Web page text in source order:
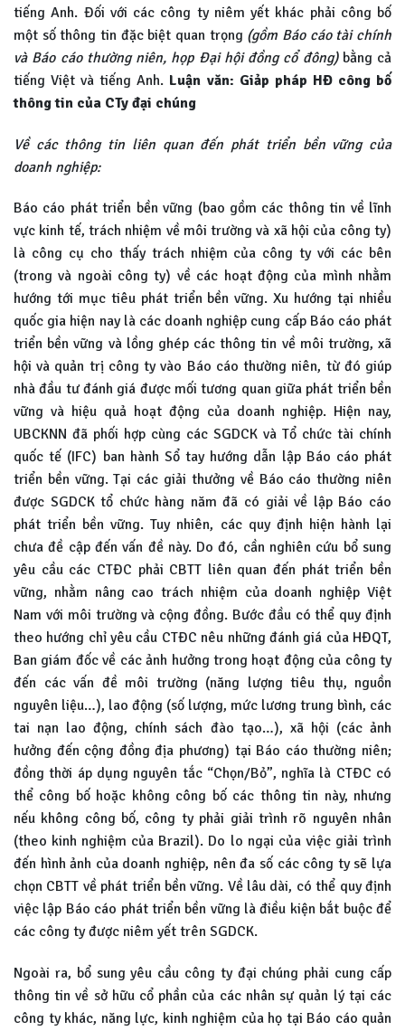
tiếng Anh. Đối với các công ty niêm yết khác phải công bố
một số thông tin đặc biệt quan trọng (gồm Báo cáo tài chính
và Báo cáo thường niên, họp Đại hội đồng cổ đông)bằng cả
tiếng Việt và tiếng Anh. Luận văn: Giảp pháp HĐ công bố
thông tin của CTy đại chúng
Về các thông tin liên quan đến phát triển bền vững của
doanh nghiệp:
Báo cáo phát triển bền vững (bao gồm các thông tin về lĩnh
vực kinh tế, trách nhiệm về môi trường và xã hội của công ty)
là công cụ cho thấy trách nhiệm của công ty với các bên
(trong và ngoài công ty) về các hoạt động của mình nhằm
hướng tới mục tiêu phát triển bền vững. Xu hướng tại nhiều
quốc gia hiện nay là các doanh nghiệp cung cấp Báo cáo phát
triển bền vững và lồng ghép các thông tin về môi trường, xã
hội và quản trị công ty vào Báo cáo thường niên, từ đó giúp
nhà đầu tư đánh giá được mối tương quan giữa phát triển bền
vững và hiệu quả hoạt động của doanh nghiệp. Hiện nay,
UBCKNN đã phối hợp cùng các SGDCK và Tổ chức tài chính
quốc tế (IFC) ban hành Sổ tay hướng dẫn lập Báo cáo phát
triển bền vững. Tại các giải thưởng về Báo cáo thường niên
được SGDCK tổ chức hàng năm đã có giải về lập Báo cáo
phát triển bền vững. Tuy nhiên, các quy định hiện hành lại
chưa đề cập đến vấn đề này. Do đó, cần nghiên cứu bổ sung
yêu cầu các CTĐC phải CBTT liên quan đến phát triển bền
vững, nhằm nâng cao trách nhiệm của doanh nghiệp Việt
Nam với môi trường và cộng đồng. Bước đầu có thể quy định
theo hướng chỉ yêu cầu CTĐC nêu những đánh giá của HĐQT,
Ban giám đốc về các ảnh hưởng trong hoạt động của công ty
đến các vấn đề môi trường (năng lượng tiêu thụ, nguồn
nguyên liệu…), lao động (số lượng, mức lương trung bình, các
tai nạn lao động, chính sách đào tạo…), xã hội (các ảnh
hưởng đến cộng đồng địa phương) tại Báo cáo thường niên;
đồng thời áp dụng nguyên tắc “Chọn/Bỏ”, nghĩa là CTĐC có
thể công bố hoặc không công bố các thông tin này, nhưng
nếu không công bố, công ty phải giải trình rõ nguyên nhân
(theo kinh nghiệm của Brazil). Do lo ngại của việc giải trình
đến hình ảnh của doanh nghiệp, nên đa số các công ty sẽ lựa
chọn CBTT về phát triển bền vững. Về lâu dài, có thể quy định
việc lập Báo cáo phát triển bền vững là điều kiện bắt buộc để
các công ty được niêm yết trên SGDCK.
Ngoài ra, bổ sung yêu cầu công ty đại chúng phải cung cấp
thông tin về sở hữu cổ phần của các nhân sự quản lý tại các
công ty khác, năng lực, kinh nghiệm của họ tại Báo cáo quản